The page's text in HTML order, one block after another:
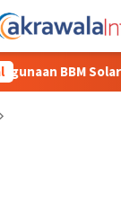
Reskrim